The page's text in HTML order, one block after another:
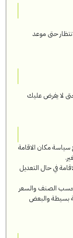
ستضطر الانتظار حتى موعد
بالموعد المحدد 12:00 ظهرا حتى لا يفرض عليك
سياسة مكان الاقامة
في حال التعديل
حسب الصنف والسعر
بسيطة والبعض